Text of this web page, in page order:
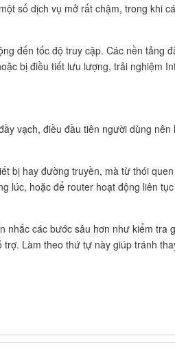
số dịch vụ mở rất chậm, trong khi
đến tốc độ truy cập. Các nền tảng
bị điều tiết lưu lượng, trải nghiệm
vạch, điều đầu tiên người dùng
bị hay đường truyền, mà từ thói
lúc, hoặc để router hoạt động liên
nhắc các bước sâu hơn như kiểm tra
Làm theo thứ tự này giúp tránh